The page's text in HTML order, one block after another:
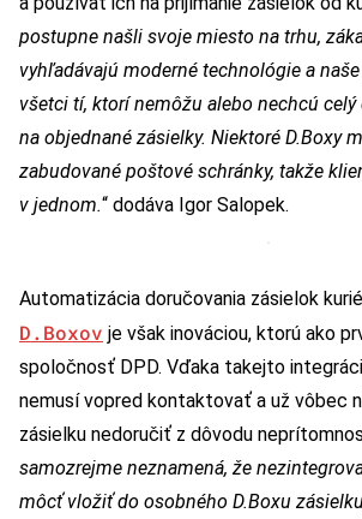
postupne našli svoje miesto na trhu,
vyhľadávajú moderné technológie a
všetci tí, ktorí nemôžu alebo nechcú
na objednané zásielky. Niektoré D.Boxy
zabudované poštové schránky, takže
v jednom.“ dodáva Igor Salopek.
Automatizácia doručovania zásielok
D.Boxov je však inováciou, ktorú ako
spoločnosť DPD. Vďaka takejto
nemusí vopred kontaktovať a už vôbec
zásielku nedoručiť z dôvodu
samozrejme neznamená, že
môcť vložiť do osobného D.Boxu